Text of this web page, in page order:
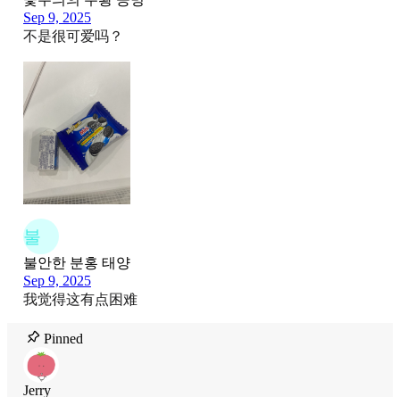
Sep 9, 2025
不是很可爱吗？
불
불안한 분홍 태양
Sep 9, 2025
我觉得这有点困难
Pinned
Jerry